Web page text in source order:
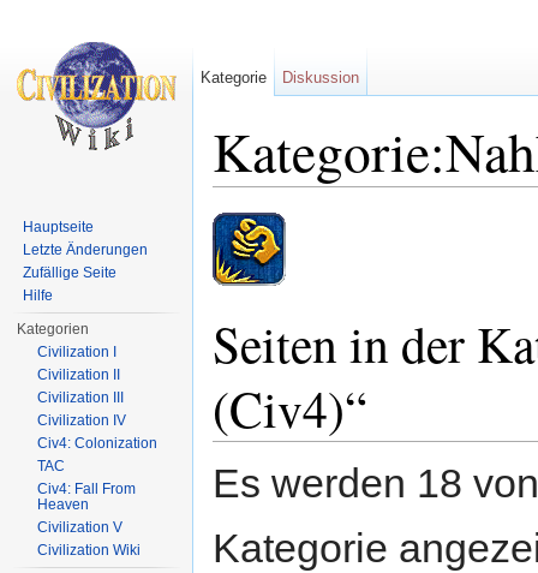
Seiten in der
(Civ4)“
Es werden 18
Kategorie
Kategorie Diskussion
Hauptseite
Letzte Änderungen
Zufällige Seite
Hilfe
Kategorien
Civilization I
Civilization II
Civilization III
Civilization IV
Civ4: Colonization
TAC
Civ4: Fall From
Heaven
Civilization V
Civilization Wiki